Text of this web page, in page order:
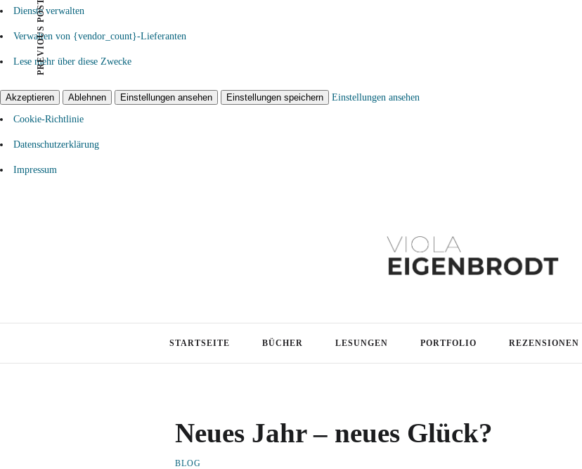
Dienste verwalten
Verwalten von {vendor_count}-Lieferanten
Lese mehr über diese Zwecke
Akzeptieren Ablehnen Einstellungen ansehen Einstellungen speichern Einstellungen ansehen
Cookie-Richtlinie
Datenschutzerklärung
Impressum
STARTSEITE BÜCHER LESUNGEN PORTFOLIO REZENSIONEN
Neues Jahr – neues Glück?
BLOG
PREVIOUS POST